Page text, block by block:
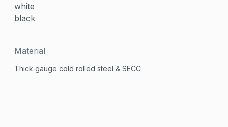
white
black
Material
Thick gauge cold rolled steel & SECC